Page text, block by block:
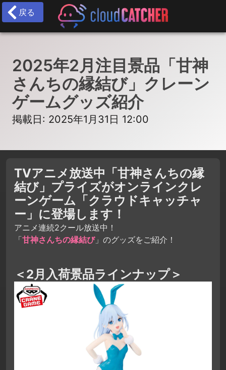
戻る
2025年2月注目景品「甘神
さんちの縁結び」クレーン
ゲームグッズ紹介
掲載日: 2025年1月31日 12:00
TVアニメ放送中「甘神さんちの縁
結び」プライズがオンラインクレ
ーンゲーム「クラウドキャッチャ
ー」に登場します！
アニメ連続2クール放送中！
「甘神さんちの縁結び」のグッズをご紹介！
＜2月入荷景品ラインナップ＞